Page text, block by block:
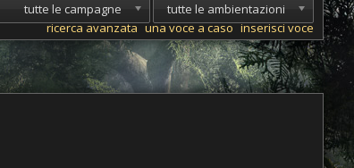
tutte le ambientazioni
tutte le campagne
ricerca avanzata una voce a caso inserisci voce